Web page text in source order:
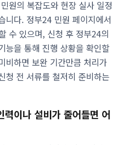
원의 복잡도와 현장 실사 일정
니다. 정부24 민원 페이지에서
수 있으며, 신청 후 정부24의
능을 통해 진행 상황을 확인할
비하면 보완 기간만큼 처리가
청 전 서류를 철저히 준비하는
력이나 설비가 줄어들면 어